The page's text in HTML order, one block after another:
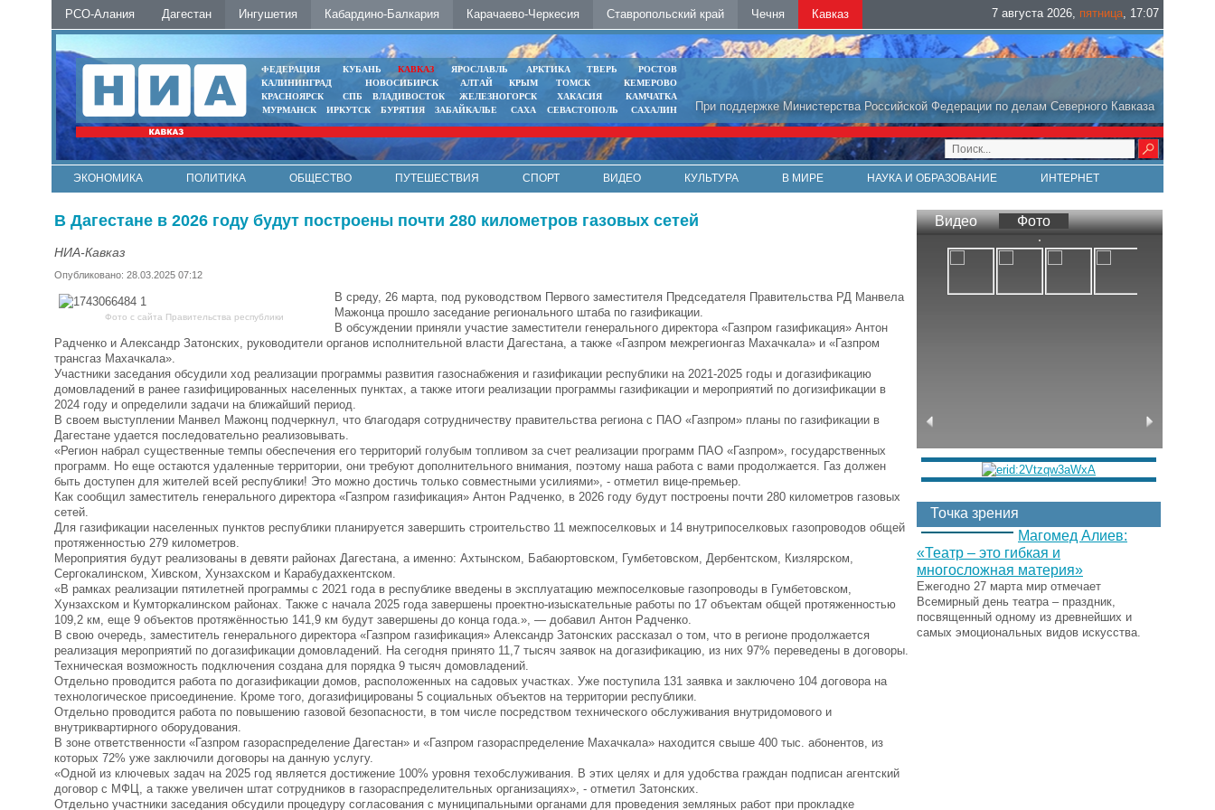
РСО-Алания Дагестан Ингушетия Кабардино-Балкария Карачаево-Черкесия Ставропольский край Чечня Кавказ 7 августа 2026, пятница, 17:07
При поддержке Министерства Российской Федерации по делам Северного Кавказа
ФЕДЕРАЦИЯ КУБАНЬ КАВКАЗ ЯРОСЛАВЛЬ АРКТИКА ТВЕРЬ
РОСТОВ
КАЛИНИНГРАД
НОВОСИБИРСК АЛТАЙ КРЫМ ТОМСК
КЕМЕРОВО
КРАСНОЯРСК
СПБ ВЛАДИВОСТОК ЖЕЛЕЗНОГОРСК ХАКАСИЯ
КАМЧАТКА
МУРМАНСК
ИРКУТСК БУРЯТИЯ ЗАБАЙКАЛЬЕ САХА СЕВАСТОПОЛЬ САХАЛИН
ЭКОНОМИКА ПОЛИТИКА ОБЩЕСТВО ПУТЕШЕСТВИЯ СПОРТ ВИДЕО КУЛЬТУРА В МИРЕ НАУКА И ОБРАЗОВАНИЕ
ИНТЕРНЕТ
В Дагестане в 2026 году будут построены почти 280 километров газовых сетей
НИА-Кавказ
Опубликовано: 28.03.2025 07:12
Фото с сайта Правительства республики
В среду, 26 марта, под руководством Первого заместителя Председателя Правительства РД Манвела
Мажонца прошло заседание регионального штаба по газификации.
В обсуждении приняли участие заместители генерального директора «Газпром газификация» Антон
Радченко и Александр Затонских, руководители органов исполнительной власти Дагестана, а также «Газпром межрегионгаз Махачкала» и «Газпром
трансгаз Махачкала».
Участники заседания обсудили ход реализации программы развития газоснабжения и газификации республики на 2021-2025 годы и догазификацию
домовладений в ранее газифицированных населенных пунктах, а также итоги реализации программы газификации и мероприятий по догизификации в
2024 году и определили задачи на ближайший период.
В своем выступлении Манвел Мажонц подчеркнул, что благодаря сотрудничеству правительства региона с ПАО «Газпром» планы по газификации в
Дагестане удается последовательно реализовывать.
«Регион набрал существенные темпы обеспечения его территорий голубым топливом за счет реализации программ ПАО «Газпром», государственных
программ. Но еще остаются удаленные территории, они требуют дополнительного внимания, поэтому наша работа с вами продолжается. Газ должен
быть доступен для жителей всей республики! Это можно достичь только совместными усилиями», - отметил вице-премьер.
Как сообщил заместитель генерального директора «Газпром газификация» Антон Радченко, в 2026 году будут построены почти 280 километров газовых
сетей.
Для газификации населенных пунктов республики планируется завершить строительство 11 межпоселковых и 14 внутрипоселковых газопроводов общей
протяженностью 279 километров.
Мероприятия будут реализованы в девяти районах Дагестана, а именно: Ахтынском, Бабаюртовском, Гумбетовском, Дербентском, Кизлярском,
Сергокалинском, Хивском, Хунзахском и Карабудахкентском.
«В рамках реализации пятилетней программы с 2021 года в республике введены в эксплуатацию межпоселковые газопроводы в Гумбетовском,
Хунзахском и Кумторкалинском районах. Также с начала 2025 года завершены проектно-изыскательные работы по 17 объектам общей протяженностью
109,2 км, еще 9 объектов протяжённостью 141,9 км будут завершены до конца года.», — добавил Антон Радченко.
В свою очередь, заместитель генерального директора «Газпром газификация» Александр Затонских рассказал о том, что в регионе продолжается
реализация мероприятий по догазификации домовладений. На сегодня принято 11,7 тысяч заявок на догазификацию, из них 97% переведены в договоры.
Техническая возможность подключения создана для порядка 9 тысяч домовладений.
Отдельно проводится работа по догазификации домов, расположенных на садовых участках. Уже поступила 131 заявка и заключено 104 договора на
технологическое присоединение. Кроме того, догазифицированы 5 социальных объектов на территории республики.
Отдельно проводится работа по повышению газовой безопасности, в том числе посредством технического обслуживания внутридомового и
внутриквартирного оборудования.
В зоне ответственности «Газпром газораспределение Дагестан» и «Газпром газораспределение Махачкала» находится свыше 400 тыс. абонентов, из
которых 72% уже заключили договоры на данную услугу.
«Одной из ключевых задач на 2025 год является достижение 100% уровня техобслуживания. В этих целях и для удобства граждан подписан агентский
договор с МФЦ, а также увеличен штат сотрудников в газораспределительных организациях», - отметил Затонских.
Отдельно участники заседания обсудили процедуру согласования с муниципальными органами для проведения земляных работ при прокладке
Видео Фото
Точка зрения
Магомед Алиев:
«Театр – это гибкая и
многосложная материя»
Ежегодно 27 марта мир отмечает
Всемирный день театра – праздник,
посвященный одному из древнейших и
самых эмоциональных видов искусства.